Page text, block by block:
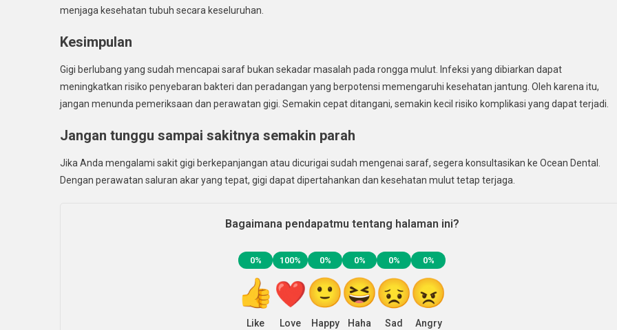
menjaga kesehatan tubuh secara keseluruhan.
Kesimpulan
Gigi berlubang yang sudah mencapai saraf bukan sekadar masalah pada rongga mulut. Infeksi yang dibiarkan dapat
meningkatkan risiko penyebaran bakteri dan peradangan yang berpotensi memengaruhi kesehatan jantung. Oleh karena itu,
jangan menunda pemeriksaan dan perawatan gigi. Semakin cepat ditangani, semakin kecil risiko komplikasi yang dapat terjadi.
Jangan tunggu sampai sakitnya semakin parah
Jika Anda mengalami sakit gigi berkepanjangan atau dicurigai sudah mengenai saraf, segera konsultasikan ke Ocean Dental.
Dengan perawatan saluran akar yang tepat, gigi dapat dipertahankan dan kesehatan mulut tetap terjaga.
Bagaimana pendapatmu tentang halaman ini?
0%
Like
100%
Love
0%
Happy
0%
Haha
0%
Sad
0%
Angry